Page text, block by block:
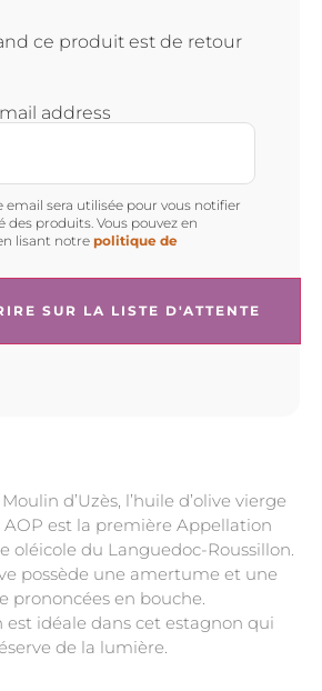
ce produit est de retour
address
email sera utilisée pour vous notifier
des produits. Vous pouvez en
lisant notre politique de
d’Uzès, l’huile d’olive vierge
est la première Appellation
oléicole du Languedoc-Roussillon.
possède une amertume et une
prononcées en bouche.
est idéale dans cet estagnon qui
de la lumière.